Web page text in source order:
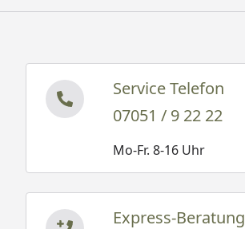
Service Telefon
07051 / 9 22 22
Mo-Fr. 8-16 Uhr
Express-Beratung